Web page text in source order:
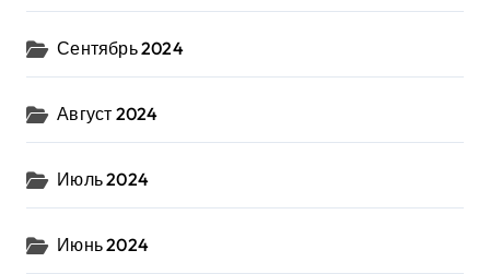
Сентябрь 2024
Август 2024
Июль 2024
Июнь 2024